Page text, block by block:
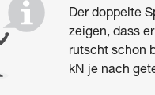
Der doppelte
zeigen, dass
rutscht schon
kN je nach